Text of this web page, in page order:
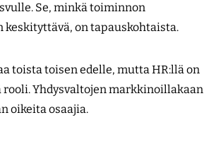
Se, minkä toiminnon
keskityttävä, on tapauskohtaista.
toista toisen edelle, mutta HR:llä on
Yhdysvaltojen markkinoillakaan
oikeita osaajia.